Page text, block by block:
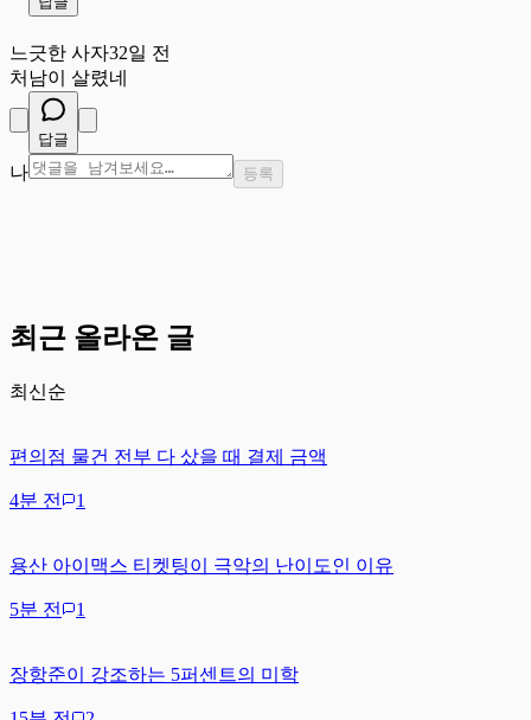
느긋한 사자32일 전
처남이 살렸네
답글
나 등록
최근 올라온 글
최신순
편의점 물건 전부 다 샀을 때 결제 금액
4분 전 1
용산 아이맥스 티켓팅이 극악의 난이도인 이유
5분 전 1
장항준이 강조하는 5퍼센트의 미학